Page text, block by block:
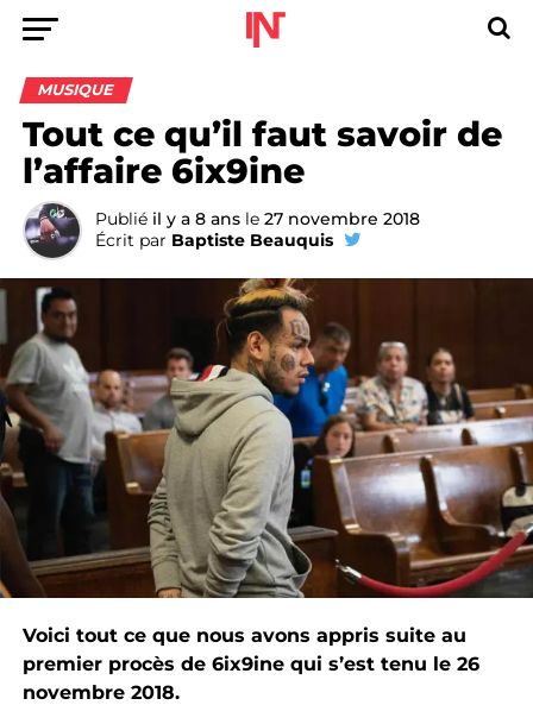
MUSIQUE
Tout ce qu’il faut savoir de
l’affaire 6ix9ine
Publié il y a 8 ans le 27 novembre 2018
Écrit par Baptiste Beauquis
Voici tout ce que nous avons appris suite au
premier procès de 6ix9ine qui s’est tenu le 26
novembre 2018.